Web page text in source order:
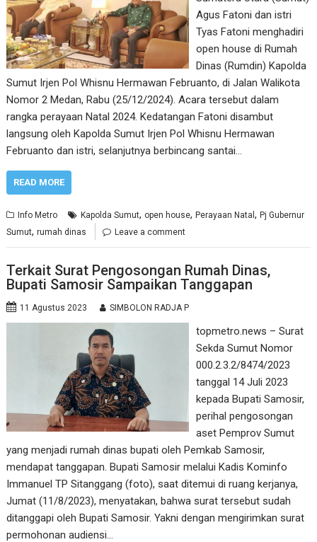
Agus Fatoni dan istri
Tyas Fatoni menghadiri
open house di Rumah
Dinas (Rumdin) Kapolda
Sumut Irjen Pol Whisnu Hermawan Februanto, di Jalan Walikota
Nomor 2 Medan, Rabu (25/12/2024). Acara tersebut dalam
rangka perayaan Natal 2024. Kedatangan Fatoni disambut
langsung oleh Kapolda Sumut Irjen Pol Whisnu Hermawan
Februanto dan istri, selanjutnya berbincang santai…
READ MORE
Info Metro Kapolda Sumut, open house,Perayaan Natal,Pj Gubernur
Sumut,rumah dinas Leave a comment
Terkait Surat Pengosongan Rumah Dinas,
Bupati Samosir Sampaikan Tanggapan
11 Agustus 2023 SIMBOLON RADJA P
topmetro.news – Surat
Sekda Sumut Nomor
000.2.3.2/8474/2023
tanggal 14 Juli 2023
kepada Bupati Samosir,
perihal pengosongan
aset Pemprov Sumut
yang menjadi rumah dinas bupati oleh Pemkab Samosir,
mendapat tanggapan. Bupati Samosir melalui Kadis Kominfo
Immanuel TP Sitanggang (foto), saat ditemui di ruang kerjanya,
Jumat (11/8/2023), menyatakan, bahwa surat tersebut sudah
ditanggapi oleh Bupati Samosir. Yakni dengan mengirimkan surat
permohonan audiensi…